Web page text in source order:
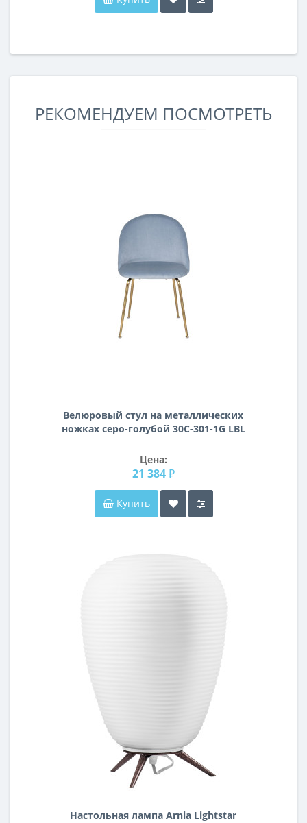
РЕКОМЕНДУЕМ ПОСМОТРЕТЬ
Велюровый стул на металлических
ножках серо-голубой 30C-301-1G LBL
Цена:
21 384 ₽
Купить
Настольная лампа Arnia Lightstar